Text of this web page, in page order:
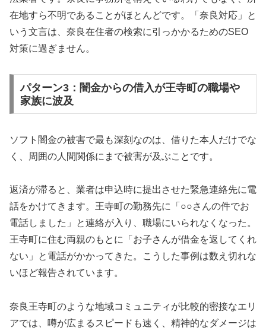
在地すら不明であることがほとんどです。「奈良対応」と
いう文言は、奈良在住者の検索に引っかかるためのSEO
対策に過ぎません。
パターン3：闇金からの借入が王寺町の職場や
家族に波及
ソフト闇金の被害で最も深刻なのは、借りた本人だけでな
く、周囲の人間関係にまで被害が及ぶことです。
返済が滞ると、業者は申込時に提出させた緊急連絡先に電
話をかけてきます。王寺町の勤務先に「○○さんの件でお
電話しました」と連絡が入り、職場にいられなくなった。
王寺町に住む両親のもとに「お子さんが借金を返してくれ
ない」と電話がかかってきた。こうした事例は数え切れな
いほど報告されています。
奈良王寺町のような地域コミュニティが比較的密接なエリ
アでは、噂が広まるスピードも速く、精神的なダメージは